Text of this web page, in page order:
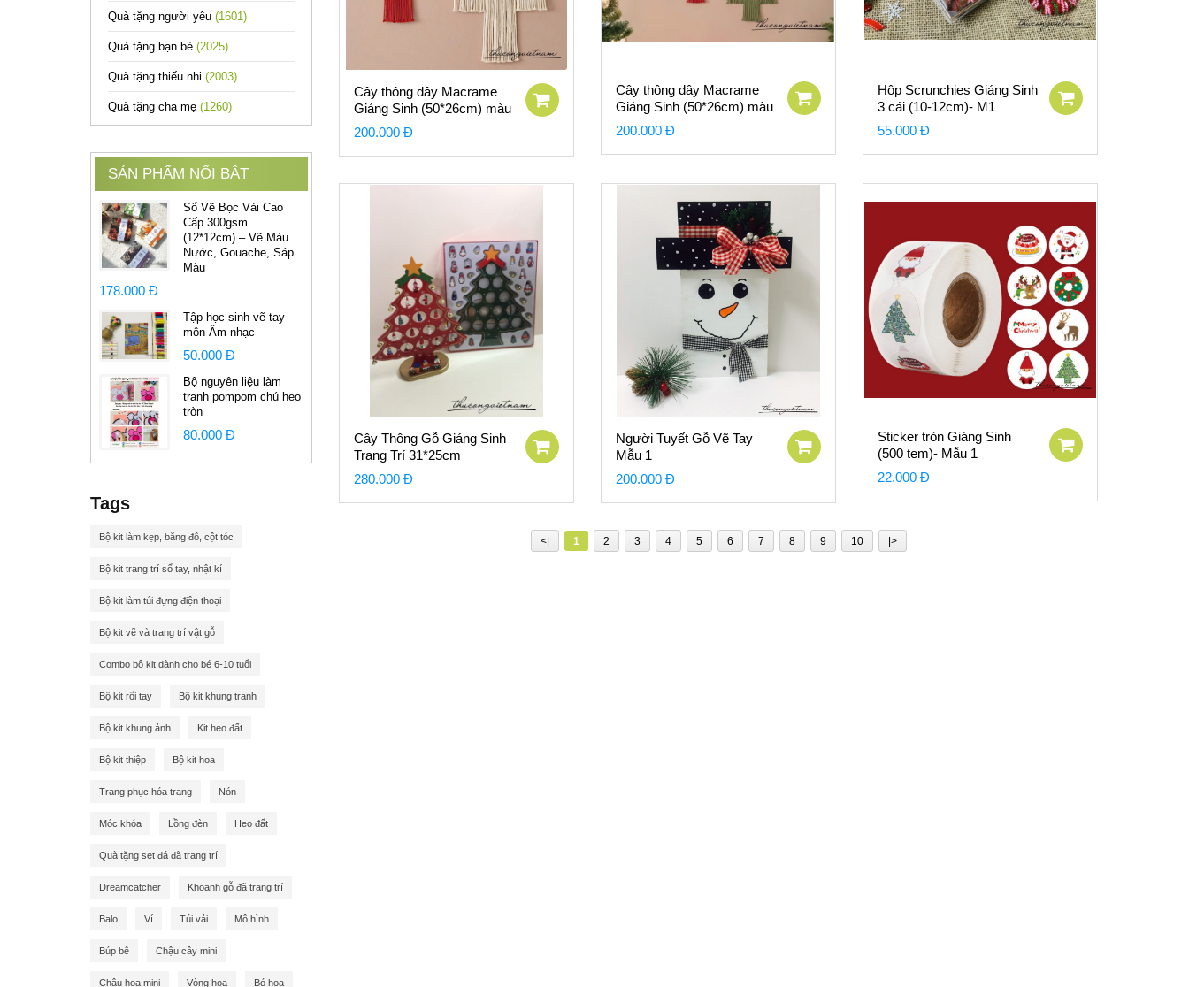
Quà tặng người yêu (1601)
Quà tặng bạn bè (2025)
Quà tặng thiếu nhi (2003)
Quà tặng cha mẹ (1260)
SẢN PHẨM NỔI BẬT
Sổ Vẽ Bọc Vải Cao
Cấp 300gsm
(12*12cm) – Vẽ Màu
Nước, Gouache, Sáp
Màu
178.000 Đ
Tập học sinh vẽ tay
môn Âm nhạc
50.000 Đ
Bộ nguyên liệu làm
tranh pompom chú heo
tròn
80.000 Đ
Tags
Bộ kit làm kẹp, băng đô, cột tóc
Bộ kit trang trí sổ tay, nhật kí
Bộ kit làm túi đựng điện thoại
Bộ kit vẽ và trang trí vật gỗ
Combo bộ kit dành cho bé 6-10 tuổi
Bộ kit rối tay Bộ kit khung tranh
Bộ kit khung ảnh Kit heo đất
Bộ kit thiệp Bộ kit hoa
Trang phục hóa trang Nón
Móc khóa Lồng đèn Heo đất
Quà tặng set đá đã trang trí
Dreamcatcher Khoanh gỗ đã trang trí
Balo Ví Túi vải Mô hình
Búp bê Chậu cây mini
Chậu hoa mini Vòng hoa Bó hoa
Cây thông dây Macrame
Giáng Sinh (50*26cm) màu
trắng
200.000 Đ
Cây thông dây Macrame
Giáng Sinh (50*26cm) màu
đỏ
200.000 Đ
Hộp Scrunchies Giáng Sinh
3 cái (10-12cm)- M1
55.000 Đ
Cây Thông Gỗ Giáng Sinh
Trang Trí 31*25cm
280.000 Đ
Người Tuyết Gỗ Vẽ Tay
Mẫu 1
200.000 Đ
Sticker tròn Giáng Sinh
(500 tem)- Mẫu 1
22.000 Đ
<| 1 2 3 4 5 6 7 8 9 10 |>